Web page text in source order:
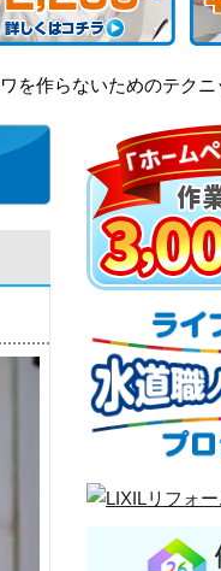
を作らないためのテクニ